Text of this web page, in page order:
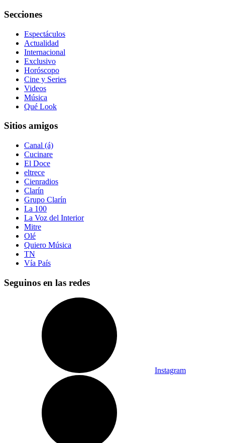
Secciones
Espectáculos
Actualidad
Internacional
Exclusivo
Horóscopo
Cine y Series
Videos
Música
Qué Look
Sitios amigos
Canal (á)
Cucinare
El Doce
eltrece
Cienradios
Clarín
Grupo Clarín
La 100
La Voz del Interior
Mitre
Olé
Quiero Música
TN
Vía País
Seguinos en las redes
Instagram